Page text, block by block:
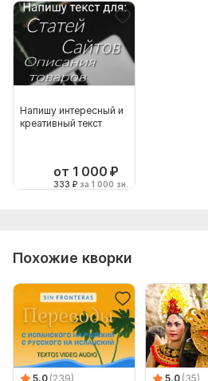
Напишу интересный и
креативный текст
от 1 000 ₽
333 ₽ за 1 000 зн.
Похожие кворки
5.0 (239) 5.0 (35)